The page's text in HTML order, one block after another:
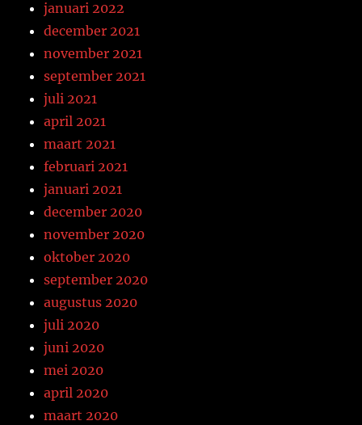
januari 2022
december 2021
november 2021
september 2021
juli 2021
april 2021
maart 2021
februari 2021
januari 2021
december 2020
november 2020
oktober 2020
september 2020
augustus 2020
juli 2020
juni 2020
mei 2020
april 2020
maart 2020